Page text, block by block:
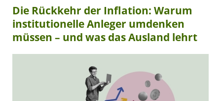
Die Rückkehr der Inflation: Warum
institutionelle Anleger umdenken
müssen – und was das Ausland lehrt